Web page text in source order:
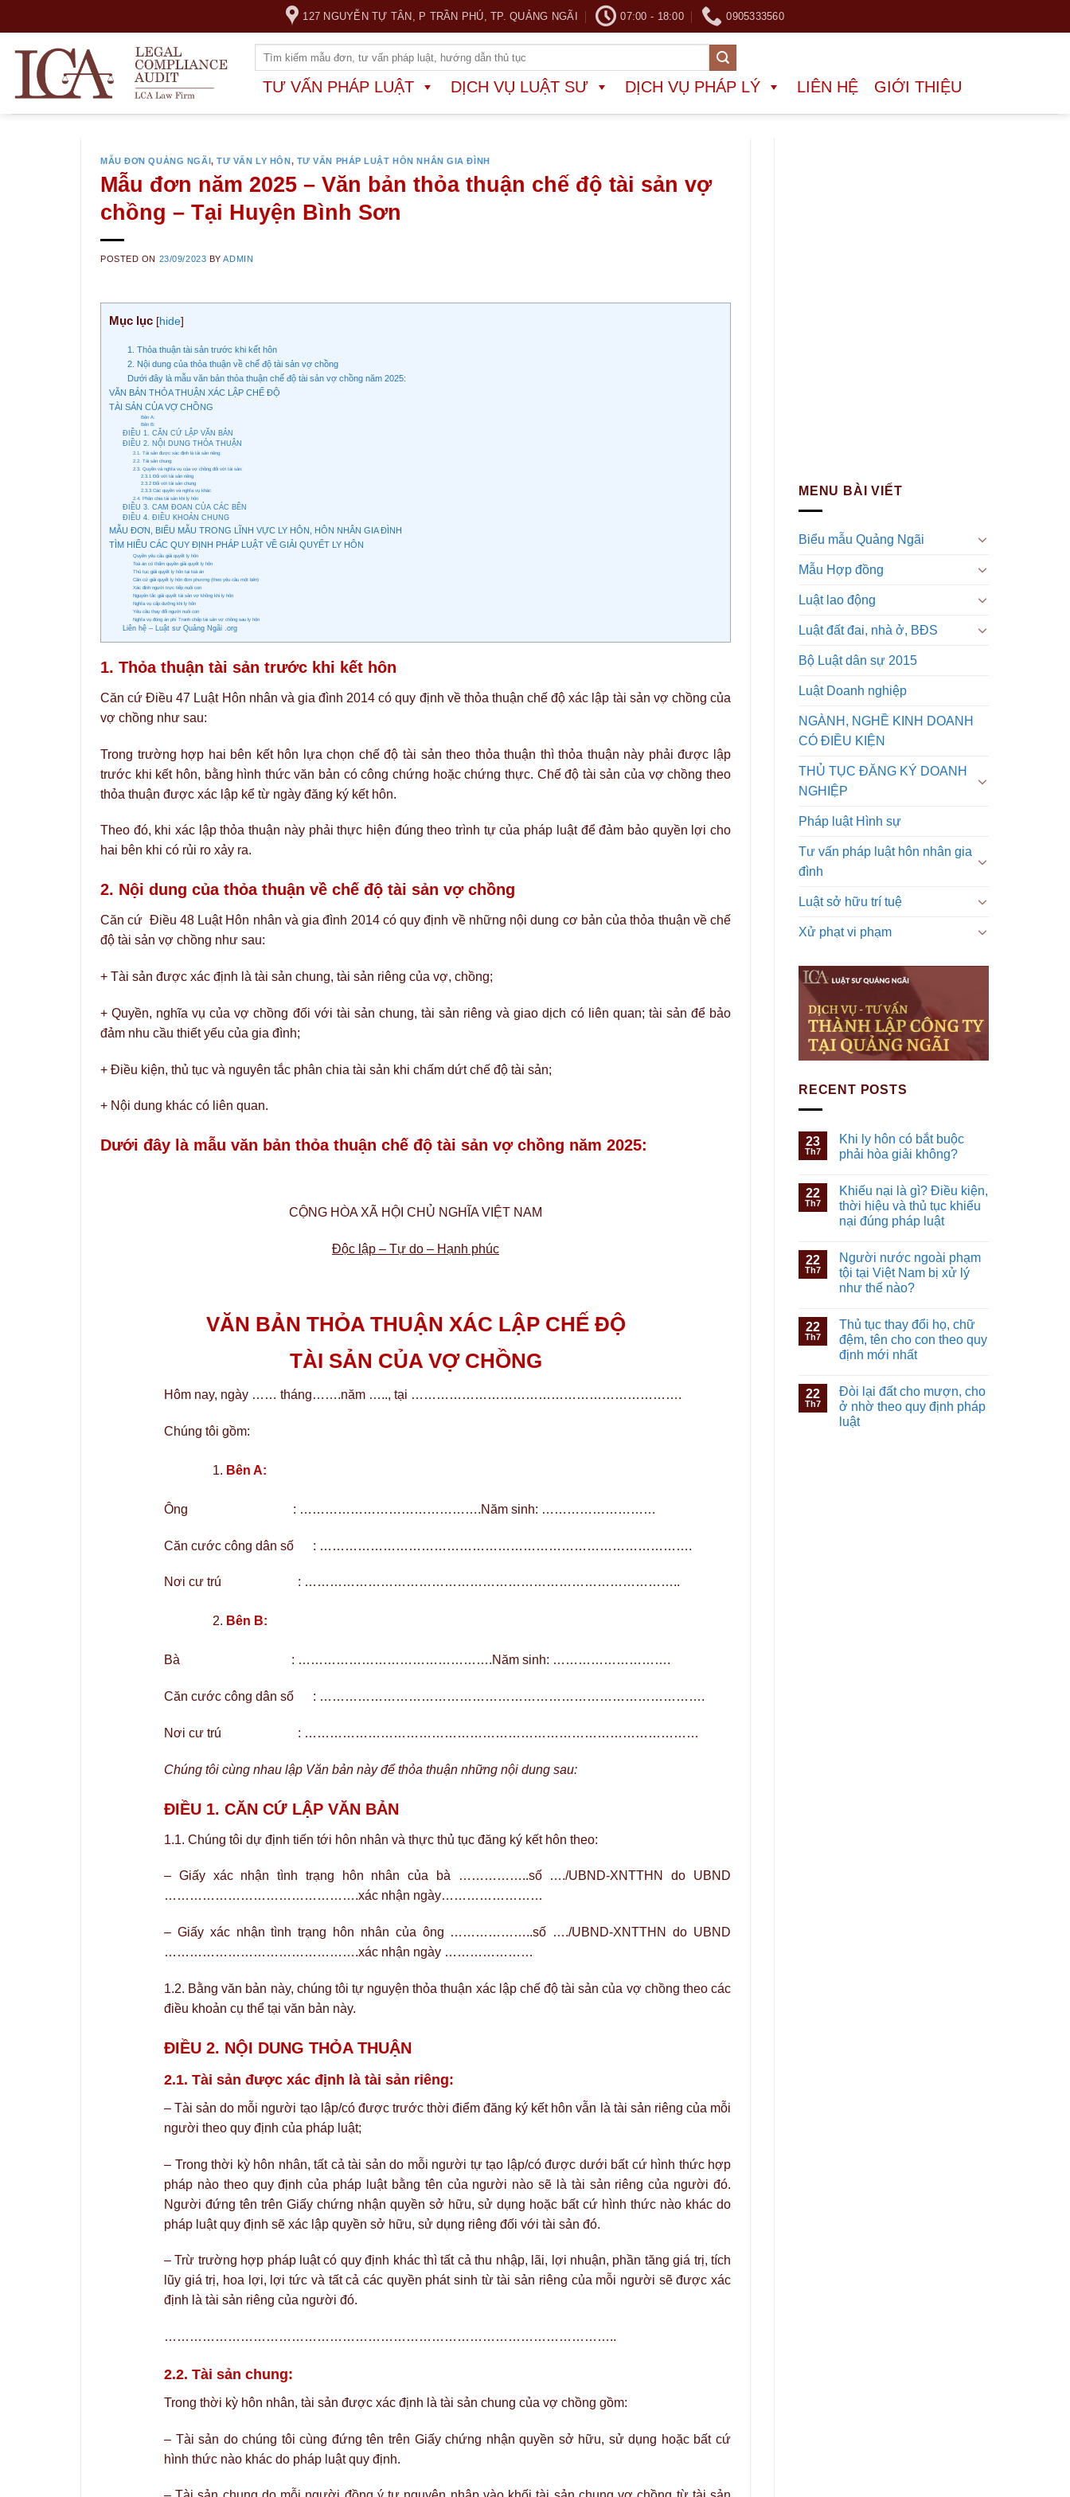
content
127 NGUYỄN TỰ TÂN, P TRẦN PHÚ, TP. QUẢNG NGÃI 07:00 - 18:00 0905333560
TƯ VẤN PHÁP LUẬT DỊCH VỤ LUẬT SƯ DỊCH VỤ PHÁP LÝ LIÊN HỆ GIỚI THIỆU
MẪU ĐƠN QUẢNG NGÃI,TƯ VẤN LY HÔN, TƯ VẤN PHÁP LUẬT HÔN NHÂN GIA ĐÌNH
Mẫu đơn năm 2025 – Văn bản thỏa thuận chế độ tài sản vợ
chồng – Tại Huyện Bình Sơn
POSTED ON 23/09/2023 BYADMIN
Mục lục [hide]
1. Thỏa thuận tài sản trước khi kết hôn
2. Nội dung của thỏa thuận về chế độ tài sản vợ chồng
Dưới đây là mẫu văn bản thỏa thuận chế độ tài sản vợ chồng năm 2025:
VĂN BẢN THỎA THUẬN XÁC LẬP CHẾ ĐỘ
TÀI SẢN CỦA VỢ CHỒNG
Bên A:
Bên B:
ĐIỀU 1. CĂN CỨ LẬP VĂN BẢN
ĐIỀU 2. NỘI DUNG THỎA THUẬN
2.1. Tài sản được xác định là tài sản riêng:
2.2. Tài sản chung:
2.3. Quyền và nghĩa vụ của vợ chồng đối với tài sản:
2.3.1 Đối với tài sản riêng
2.3.2 Đối với tài sản chung
2.3.3 Các quyền và nghĩa vụ khác
2.4. Phân chia tài sản khi ly hôn
ĐIỀU 3. CAM ĐOAN CỦA CÁC BÊN
ĐIỀU 4. ĐIỀU KHOẢN CHUNG
MẪU ĐƠN, BIỂU MẪU TRONG LĨNH VỰC LY HÔN, HÔN NHÂN GIA ĐÌNH
TÌM HIỂU CÁC QUY ĐỊNH PHÁP LUẬT VỀ GIẢI QUYẾT LY HÔN
Quyền yêu cầu giải quyết ly hôn
Toà án có thẩm quyền giải quyết ly hôn
Thủ tục giải quyết ly hôn tại toà án
Căn cứ giải quyết ly hôn đơn phương (theo yêu cầu một bên)
Xác định người trực tiếp nuôi con
Nguyên tắc giải quyết tài sản vợ khồng khi ly hôn
Nghĩa vụ cấp dưỡng khi ly hôn
Yêu cầu thay đổi người nuôi con
Nghĩa vụ đóng án phí Tranh chấp tài sản vợ chồng sau ly hôn
Liên hệ – Luật sư Quảng Ngãi .org
1. Thỏa thuận tài sản trước khi kết hôn
Căn cứ Điều 47 Luật Hôn nhân và gia đình 2014 có quy định về thỏa thuận chế độ xác lập tài sản vợ chồng của
vợ chồng như sau:
Trong trường hợp hai bên kết hôn lựa chọn chế độ tài sản theo thỏa thuận thì thỏa thuận này phải được lập
trước khi kết hôn, bằng hình thức văn bản có công chứng hoặc chứng thực. Chế độ tài sản của vợ chồng theo
thỏa thuận được xác lập kể từ ngày đăng ký kết hôn.
Theo đó, khi xác lập thỏa thuận này phải thực hiện đúng theo trình tự của pháp luật để đảm bảo quyền lợi cho
hai bên khi có rủi ro xảy ra.
2. Nội dung của thỏa thuận về chế độ tài sản vợ chồng
Căn cứ Điều 48 Luật Hôn nhân và gia đình 2014 có quy định về những nội dung cơ bản của thỏa thuận về chế
độ tài sản vợ chồng như sau:
+ Tài sản được xác định là tài sản chung, tài sản riêng của vợ, chồng;
+ Quyền, nghĩa vụ của vợ chồng đối với tài sản chung, tài sản riêng và giao dịch có liên quan; tài sản để bảo
đảm nhu cầu thiết yếu của gia đình;
+ Điều kiện, thủ tục và nguyên tắc phân chia tài sản khi chấm dứt chế độ tài sản;
+ Nội dung khác có liên quan.
Dưới đây là mẫu văn bản thỏa thuận chế độ tài sản vợ chồng năm 2025:
CỘNG HÒA XÃ HỘI CHỦ NGHĨA VIỆT NAM
Độc lập – Tự do – Hạnh phúc
VĂN BẢN THỎA THUẬN XÁC LẬP CHẾ ĐỘ
TÀI SẢN CỦA VỢ CHỒNG
Hôm nay, ngày …… tháng…….năm ….., tại ……………………………………………………….
Chúng tôi gồm:
Bên A:
Ông : …………………………………….Năm sinh: ………………………
Căn cước công dân số : …………………………………………………………………………….
Nơi cư trú : ……………………………………………………………………………..
Bên B:
Bà : ……………………………………….Năm sinh: ……………………….
Căn cước công dân số : ……………………………………………………………………………….
Nơi cư trú : …………………………………………………………………………………
Chúng tôi cùng nhau lập Văn bản này để thỏa thuận những nội dung sau:
ĐIỀU 1. CĂN CỨ LẬP VĂN BẢN
1.1. Chúng tôi dự định tiến tới hôn nhân và thực thủ tục đăng ký kết hôn theo:
– Giấy xác nhận tình trạng hôn nhân của bà ……………..số …./UBND-XNTTHN do UBND
……………………………………….xác nhận ngày……………………
– Giấy xác nhận tình trạng hôn nhân của ông ………………..số …./UBND-XNTTHN do UBND
……………………………………….xác nhận ngày …………………
1.2. Bằng văn bản này, chúng tôi tự nguyện thỏa thuận xác lập chế độ tài sản của vợ chồng theo các
điều khoản cụ thể tại văn bản này.
ĐIỀU 2. NỘI DUNG THỎA THUẬN
2.1. Tài sản được xác định là tài sản riêng:
– Tài sản do mỗi người tạo lập/có được trước thời điểm đăng ký kết hôn vẫn là tài sản riêng của mỗi
người theo quy định của pháp luật;
– Trong thời kỳ hôn nhân, tất cả tài sản do mỗi người tự tạo lập/có được dưới bất cứ hình thức hợp
pháp nào theo quy định của pháp luật bằng tên của người nào sẽ là tài sản riêng của người đó.
Người đứng tên trên Giấy chứng nhận quyền sở hữu, sử dụng hoặc bất cứ hình thức nào khác do
pháp luật quy định sẽ xác lập quyền sở hữu, sử dụng riêng đối với tài sản đó.
– Trừ trường hợp pháp luật có quy định khác thì tất cả thu nhập, lãi, lợi nhuận, phần tăng giá trị, tích
lũy giá trị, hoa lợi, lợi tức và tất cả các quyền phát sinh từ tài sản riêng của mỗi người sẽ được xác
định là tài sản riêng của người đó.
……………………………………………………………………………………………..
2.2. Tài sản chung:
Trong thời kỳ hôn nhân, tài sản được xác định là tài sản chung của vợ chồng gồm:
– Tài sản do chúng tôi cùng đứng tên trên Giấy chứng nhận quyền sở hữu, sử dụng hoặc bất cứ
hình thức nào khác do pháp luật quy định.
MENU BÀI VIẾT
Biểu mẫu Quảng Ngãi
Mẫu Hợp đồng
Luật lao động
Luật đất đai, nhà ở, BĐS
Bộ Luật dân sự 2015
Luật Doanh nghiệp
NGÀNH, NGHỀ KINH DOANH
CÓ ĐIỀU KIỆN
THỦ TỤC ĐĂNG KÝ DOANH
NGHIỆP
Pháp luật Hình sự
Tư vấn pháp luật hôn nhân gia
đình
Luật sở hữu trí tuệ
Xử phạt vi phạm
RECENT POSTS
23
Th7
Khi ly hôn có bắt buộc
phải hòa giải không?
22
Th7
Khiếu nại là gì? Điều kiện,
thời hiệu và thủ tục khiếu
nại đúng pháp luật
22
Th7
Người nước ngoài phạm
tội tại Việt Nam bị xử lý
như thế nào?
22
Th7
Thủ tục thay đổi họ, chữ
đệm, tên cho con theo quy
định mới nhất
22
Th7
Đòi lại đất cho mượn, cho
ở nhờ theo quy định pháp
luật